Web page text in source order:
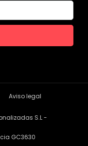
Aviso legal
S.L -
GC3630